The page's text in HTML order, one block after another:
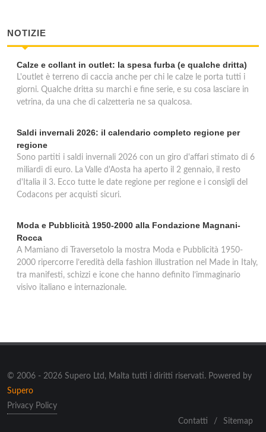
NOTIZIE
Calze e collant in outlet: la spesa furba (e qualche dritta)
L'outlet è terreno di caccia anche per chi le calze le porta tutti i
giorni. Qualche dritta su marchi e fine serie, e su cosa lasciare in
vetrina, da una che di calzetteria ne sa qualcosa.
Saldi invernali 2026: il calendario completo regione per
regione
Sono partiti i saldi invernali 2026 con un giro d'affari stimato di 6
miliardi di euro. La Valle d'Aosta ha aperto il 2 gennaio, il resto
d'Italia il 3. Ecco tutte le date regione per regione e i consigli del
Codacons per acquisti sicuri.
Moda e Pubblicità 1950-2000 alla Fondazione Magnani-
Rocca
A Mamiano di Traversetolo la mostra Moda e Pubblicità 1950-
2000 ripercorre l’eredità della fashion illustration nel Made in Italy,
tra manifesti, schizzi e icone che hanno definito l’immaginario
visivo italiano e internazionale.
© 2006 - 2026 Supero Ltd, Malta tutti i diritti riservati. Powered by
Supero
Privacy Policy
Contatti
/ Sitemap